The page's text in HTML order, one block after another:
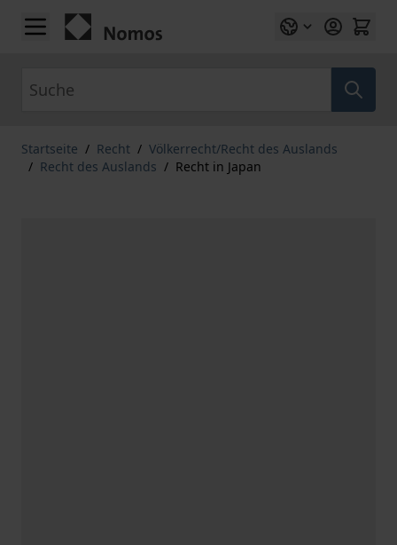
Zum Inhalt springen
Startseite / Recht / Völkerrecht/Recht des Auslands
/ Recht des Auslands / Recht in Japan